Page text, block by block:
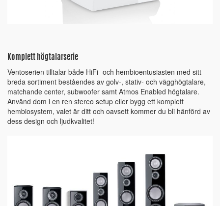
Komplett högtalarserie
Ventoserien tilltalar både HiFi- och hembioentusiasten med sitt
breda sortiment beståendes av golv-, stativ- och vägghögtalare,
matchande center, subwoofer samt Atmos Enabled högtalare.
Använd dom i en ren stereo setup eller bygg ett komplett
hembiosystem, valet är ditt och oavsett kommer du bli hänförd av
dess design och ljudkvalitet!